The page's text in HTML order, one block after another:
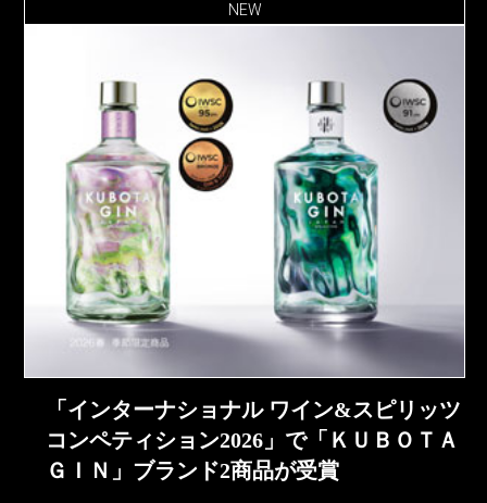
NEW
「インターナショナル ワイン&スピリッツ
コンペティション2026」で「ＫＵＢＯＴＡ
ＧＩＮ」ブランド2商品が受賞